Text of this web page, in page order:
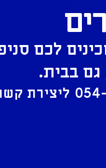
לכם
גם בבית.